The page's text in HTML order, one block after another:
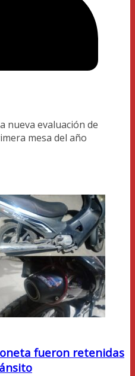
nueva evaluación de
mesa del año
fueron retenidas